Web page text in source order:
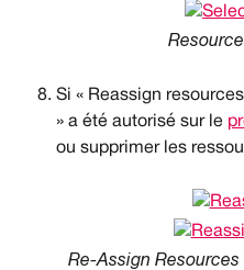
Si « Reassign
» a été autorisé sur le
ou supprimer les
Re-Assign Resources